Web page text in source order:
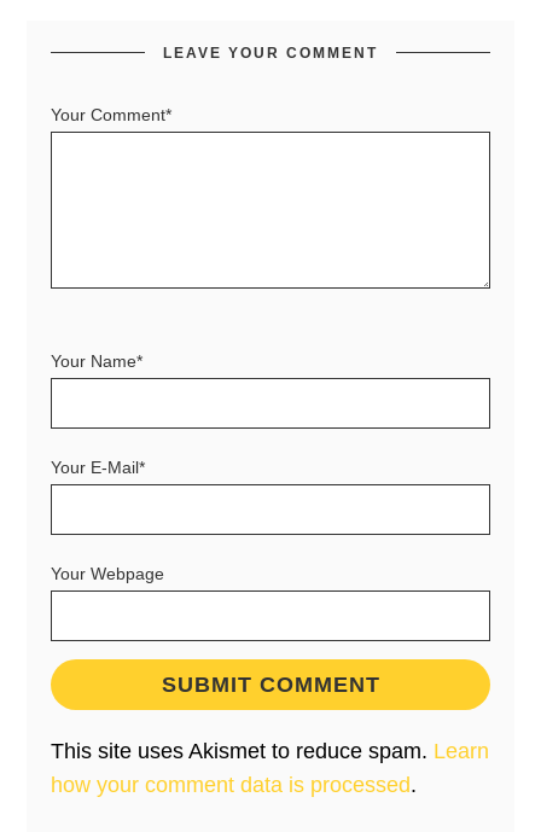
LEAVE YOUR COMMENT
Your Comment*
Your Name*
Your E-Mail*
Your Webpage
This site uses Akismet to reduce spam. Learn
how your comment data is processed.